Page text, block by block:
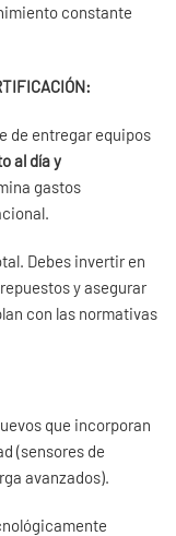
constante
de entregar equipos
al día y
gastos
Debes invertir en
y asegurar
con las normativas
que incorporan
(sensores de
avanzados).